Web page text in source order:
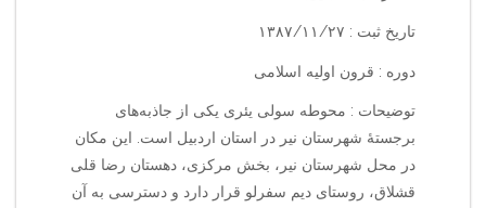
تاریخ ثبت : ۱۳۸۷/۱۱/۲۷
دوره : قرون اولیه اسلامی
توضیحات : محوطه سولی یئری یکی از جاذبه‌های
برجستهٔ شهرستان نیر در استان اردبیل است. این مکان
در محل شهرستان نیر، بخش مرکزی، دهستان رضا قلی
قشلاق، روستای دیم سفرلو قرار دارد و دسترسی به آن